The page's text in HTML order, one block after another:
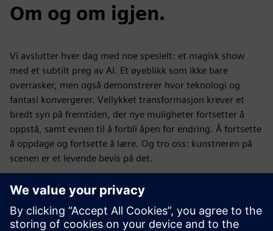
Om og om igjen.
Vi avslutter hver dag med noe spesielt: et magisk show
med et subtilt preg av AI. Et øyeblikk som ikke bare
overrasker, men også demonstrerer hvor teknologi og
fantasi konvergerer. Vellykket transformasjon krever et
bredt syn på fremtiden, der nye muligheter fortsetter å
oppstå, samt evnen til å forbli åpen for endring. Å fortsette
å oppdage og fortsette å lære. Og tro oss: kunstneren på
scenen er et levende bevis på det.
Hvor langt er du i din digitale transformasjon? Vi forstår
utfordringene du står overfor og har teknologien og
ekspertisen til å takle dem sammen.Registrereher
Basert på din rolle,og vi sørger for at du deltar på økten